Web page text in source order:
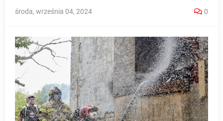
środa, września 04, 2024 0